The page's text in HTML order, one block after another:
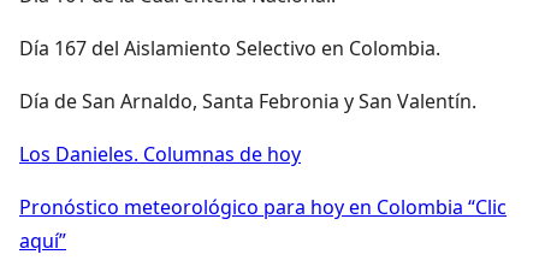
Día 167 del Aislamiento Selectivo en Colombia.
Día de San Arnaldo, Santa Febronia y San Valentín.
Los Danieles. Columnas de hoy
Pronóstico meteorológico para hoy en Colombia “Clic
aquí”